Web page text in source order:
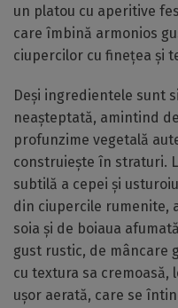
un platou cu aperitive
care îmbină armonios
ciupercilor cu finețea și
Deși ingredientele sunt
neașteptată, amintind
profunzime vegetală
construiește în straturi.
subtilă a cepei și
din ciupercile rumenite,
soia și de boiaua
gust rustic, de mâncare
cu textura sa
ușor aerată, care se